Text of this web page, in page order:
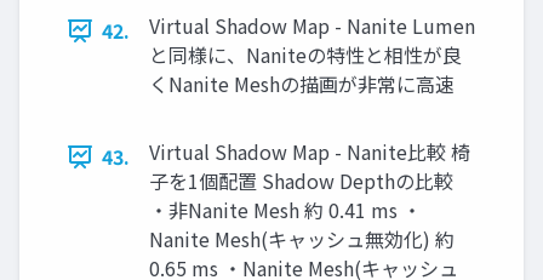
42.
Virtual Shadow Map - Nanite Lumen
と同様に、Naniteの特性と相性が良
くNanite Meshの描画が非常に高速
43.
Virtual Shadow Map - Nanite比較 椅
子を1個配置 Shadow Depthの比較
・非Nanite Mesh 約 0.41 ms ・
Nanite Mesh(キャッシュ無効化) 約
0.65 ms ・Nanite Mesh(キャッシュ